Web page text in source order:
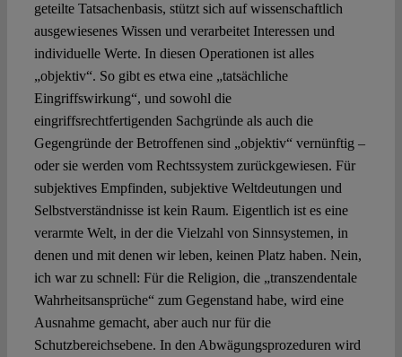
geteilte Tatsachenbasis, stützt sich auf wissenschaftlich
ausgewiesenes Wissen und verarbeitet Interessen und
individuelle Werte. In diesen Operationen ist alles
„objektiv“. So gibt es etwa eine „tatsächliche
Eingriffswirkung“, und sowohl die
eingriffsrechtfertigenden Sachgründe als auch die
Gegengründe der Betroffenen sind „objektiv“ vernünftig –
oder sie werden vom Rechtssystem zurückgewiesen. Für
subjektives Empfinden, subjektive Weltdeutungen und
Selbstverständnisse ist kein Raum. Eigentlich ist es eine
verarmte Welt, in der die Vielzahl von Sinnsystemen, in
denen und mit denen wir leben, keinen Platz haben. Nein,
ich war zu schnell: Für die Religion, die „transzendentale
Wahrheitsansprüche“ zum Gegenstand habe, wird eine
Ausnahme gemacht, aber auch nur für die
Schutzbereichsebene. In den Abwägungsprozeduren wird